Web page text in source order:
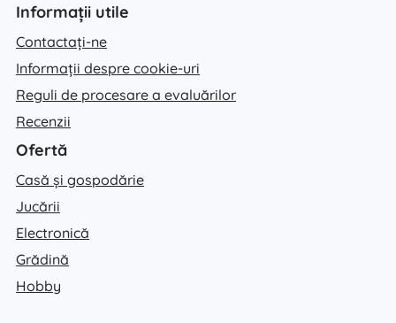
Informații utile
Contactați-ne
Informații despre cookie-uri
Reguli de procesare a evaluărilor
Recenzii
Ofertă
Casă și gospodărie
Jucării
Electronică
Grădină
Hobby